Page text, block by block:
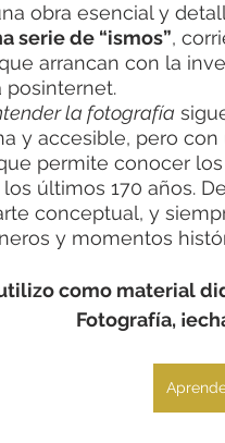
obra esencial y
serie de “ismos”,
arrancan con la
posinternet.
la fotografía
y accesible, pero
permite conocer
últimos 170 años.
conceptual, y
y momentos
como material
Fotografía,